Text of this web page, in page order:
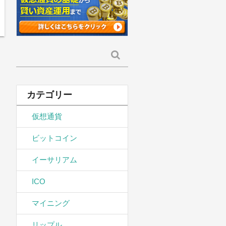
索:
カテゴリー
仮想通貨
ビットコイン
イーサリアム
ICO
マイニング